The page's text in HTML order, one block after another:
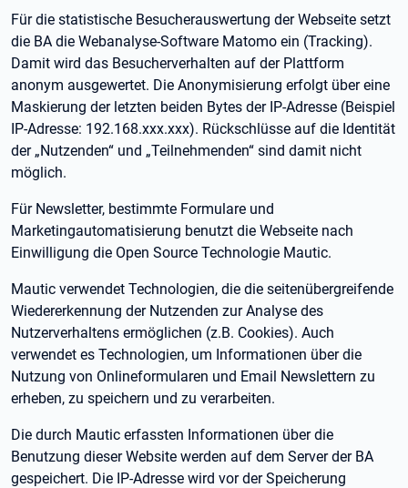
Für die statistische Besucherauswertung der Webseite setzt
die BA die Webanalyse-Software Matomo ein (Tracking).
Damit wird das Besucherverhalten auf der Plattform
anonym ausgewertet. Die Anonymisierung erfolgt über eine
Maskierung der letzten beiden Bytes der IP-Adresse (Beispiel
IP-Adresse: 192.168.xxx.xxx). Rückschlüsse auf die Identität
der „Nutzenden“ und „Teilnehmenden“ sind damit nicht
möglich.
Für Newsletter, bestimmte Formulare und
Marketingautomatisierung benutzt die Webseite nach
Einwilligung die Open Source Technologie Mautic.
Mautic verwendet Technologien, die die seitenübergreifende
Wiedererkennung der Nutzenden zur Analyse des
Nutzerverhaltens ermöglichen (z.B. Cookies). Auch
verwendet es Technologien, um Informationen über die
Nutzung von Onlineformularen und Email Newslettern zu
erheben, zu speichern und zu verarbeiten.
Die durch Mautic erfassten Informationen über die
Benutzung dieser Website werden auf dem Server der BA
gespeichert. Die IP-Adresse wird vor der Speicherung